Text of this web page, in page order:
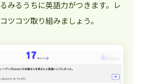
みるうちに英語力がつきます。レ
ツコツ取り組みましょう。